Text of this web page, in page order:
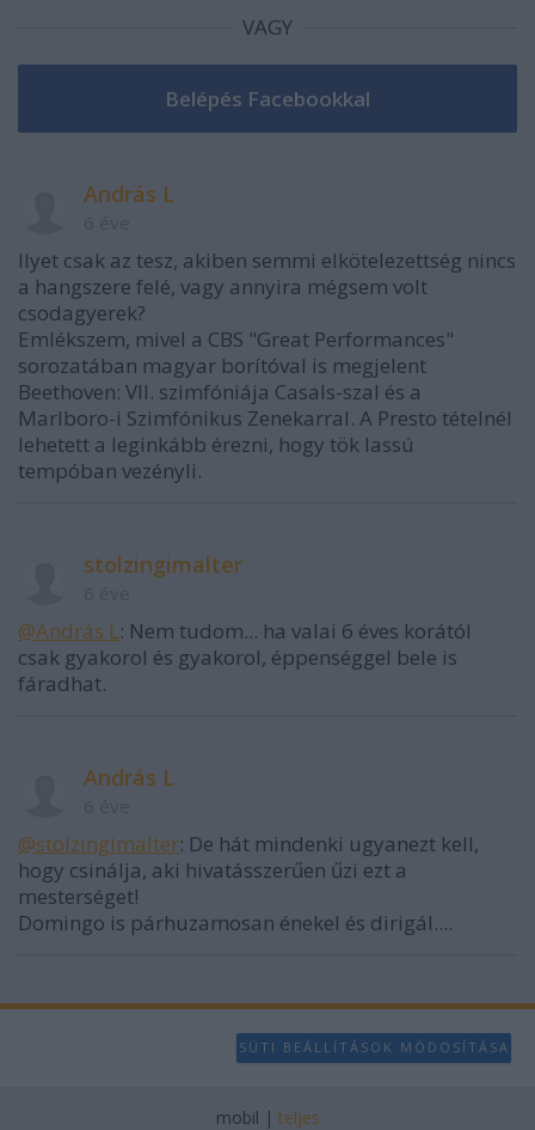
VAGY
András L
Ilyet csak az tesz, akiben semmi elkötelezettség nincs
a hangszere felé, vagy annyira mégsem volt
csodagyerek?
Emlékszem, mivel a CBS "Great Performances"
sorozatában magyar borítóval is megjelent
Beethoven: VII. szimfóniája Casals-szal és a
Marlboro-i Szimfónikus Zenekarral. A Presto tételnél
lehetett a leginkább érezni, hogy tök lassú
tempóban vezényli.
stolzingimalter
@András L: Nem tudom... ha valai 6 éves korától
csak gyakorol és gyakorol, éppenséggel bele is
fáradhat.
András L
@stolzingimalter: De hát mindenki ugyanezt kell,
hogy csinálja, aki hivatásszerűen űzi ezt a
mesterséget!
Domingo is párhuzamosan énekel és dirigál....
SÜTI BEÁLLÍTÁSOK MÓDOSÍTÁSA
mobil | teljes